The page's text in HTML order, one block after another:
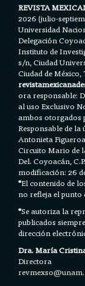
REVISTA
2026 (julio-
Universidad
Delegación
Instituto de
s/n, Ciudad
Ciudad de México,
ora responsable:
al uso Exclusivo
ambos otorgados
Responsable de
Antonieta
Circuito Mario de
Del. Coyoacán,
modificación: 26
*El contenido de
no refleja el punto
*Se autoriza la
publicados
dirección
Dra. María